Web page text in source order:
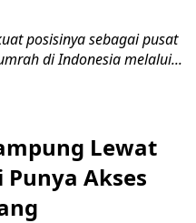
posisinya sebagai pusat
di Indonesia melalui...
Lewat
Punya Akses